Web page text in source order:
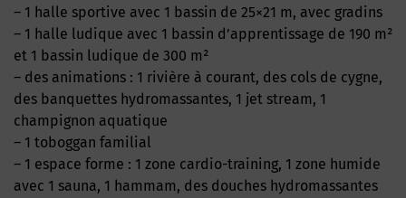
– 1 halle sportive avec 1 bassin de 25×21 m, avec gradins
– 1 halle ludique avec 1 bassin d’apprentissage de 190 m²
et 1 bassin ludique de 300 m²
– des animations : 1 rivière à courant, des cols de cygne,
des banquettes hydromassantes, 1 jet stream, 1
champignon aquatique
– 1 toboggan familial
– 1 espace forme : 1 zone cardio-training, 1 zone humide
avec 1 sauna, 1 hammam, des douches hydromassantes